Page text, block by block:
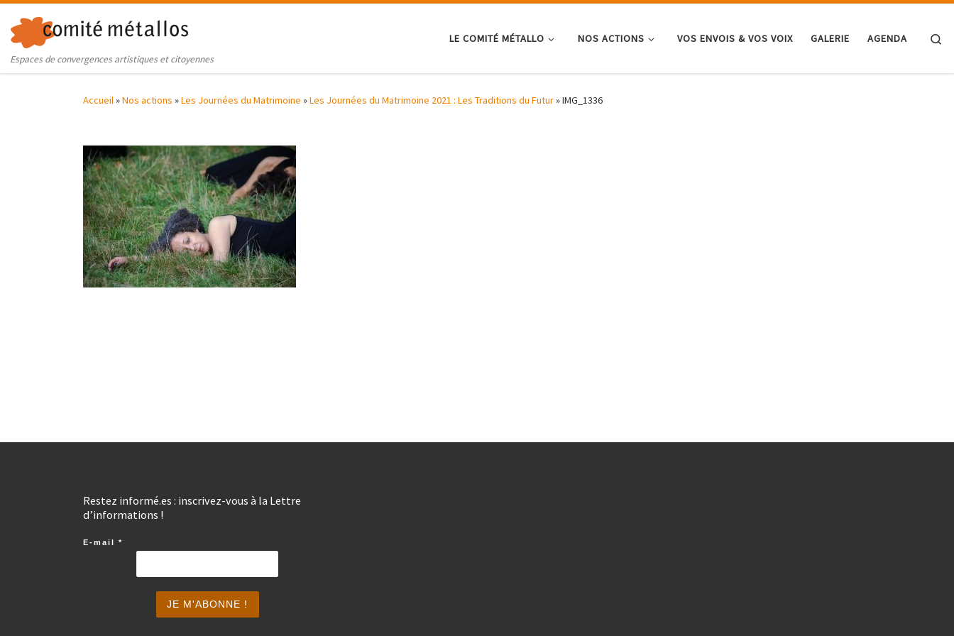
Skip to content
Espaces de convergences artistiques et citoyennes
LE COMITÉ MÉTALLO NOS ACTIONS VOS ENVOIS & VOS VOIX GALERIE AGENDA
Accueil»Nos actions »Les Journées du Matrimoine »Les Journées du Matrimoine 2021 : Les Traditions du Futur»IMG_1336
Restez informé.es : inscrivez-vous à la Lettre
d’informations !
E-mail *